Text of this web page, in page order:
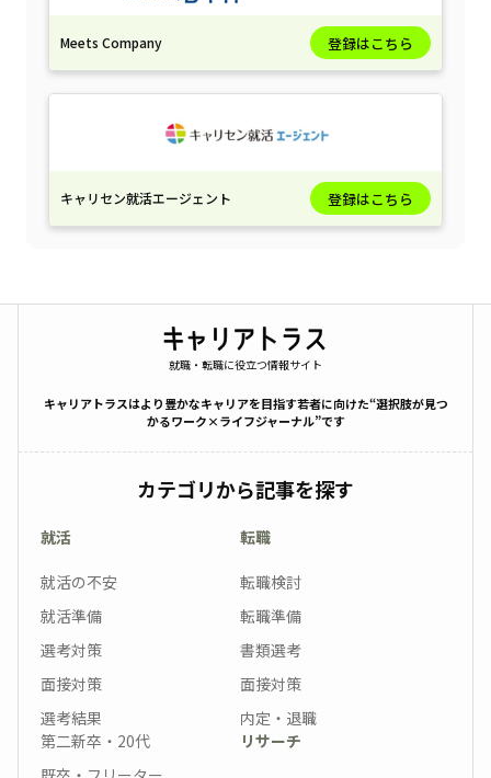
Meets Company 登録はこちら
キャリセン就活エージェント 登録はこちら
就職・転職に役立つ情報サイト
キャリアトラスはより豊かなキャリアを目指す若者に向けた“選択肢が見つ
かるワーク×ライフジャーナル”です
カテゴリから記事を探す
就活
就活の不安
就活準備
選考対策
面接対策
選考結果
転職
転職検討
転職準備
書類選考
面接対策
内定・退職
第二新卒・20代
リサーチ